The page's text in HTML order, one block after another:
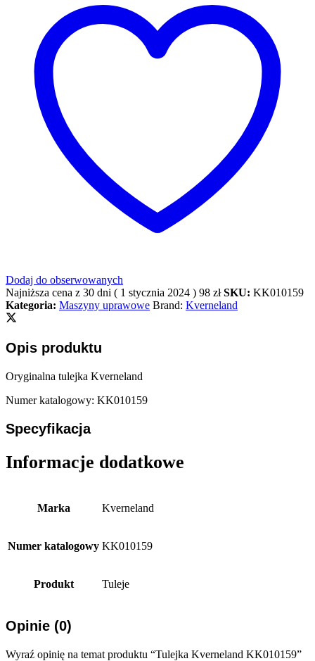
Dodaj do obserwowanych
Najniższa cena z 30 dni ( 1 stycznia 2024 ) 98 zł SKU: KK010159
Kategoria: Maszyny uprawowe Brand: Kverneland
Opis produktu
Oryginalna tulejka Kverneland
Numer katalogowy: KK010159
Specyfikacja
Informacje dodatkowe
Marka Kverneland
Numer katalogowy KK010159
Produkt Tuleje
Opinie (0)
Wyraź opinię na temat produktu “Tulejka Kverneland KK010159”